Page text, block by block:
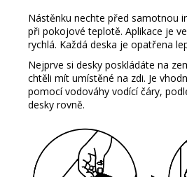
Nástěnku nechte před samotnou
při pokojové teplotě. Aplikace je
rychlá. Každá deska je opatřena
Nejprve si desky poskládáte na
chtěli mít umístěné na zdi. Je
pomocí vodováhy vodící čáry,
desky rovně.